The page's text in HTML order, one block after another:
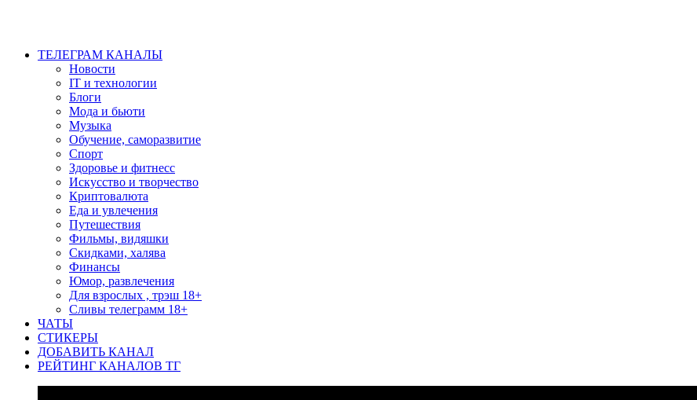
ТЕЛЕГРАМ КАНАЛЫ
Новости
IT и технологии
Блоги
Мода и бьюти
Музыка
Обучение, саморазвитие
Спорт
Здоровье и фитнесс
Искусство и творчество
Криптовалюта
Еда и увлечения
Путешествия
Фильмы, видяшки
Скидками, халява
Финансы
Юмор, развлечения
Для взрослых , трэш 18+
Сливы телеграмм 18+
ЧАТЫ
СТИКЕРЫ
ДОБАВИТЬ КАНАЛ
РЕЙТИНГ КАНАЛОВ ТГ